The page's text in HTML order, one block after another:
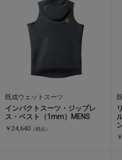
既成ウェットスーツ
インパクトスーツ・ジップレ
ス・ベスト（1mm）MENS
￥24,640 （税込）